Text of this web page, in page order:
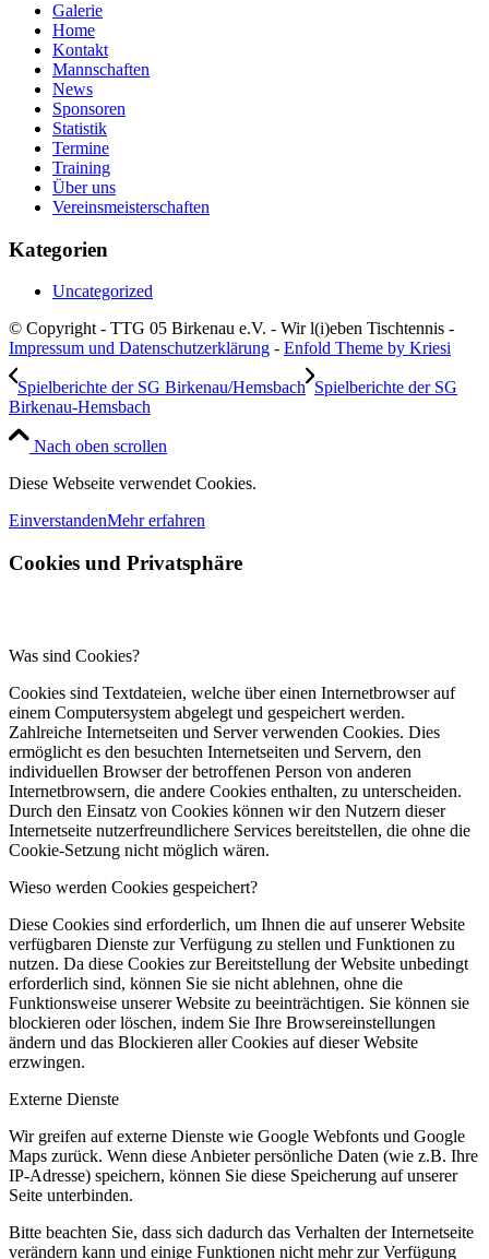
Galerie
Home
Kontakt
Mannschaften
News
Sponsoren
Statistik
Termine
Training
Über uns
Vereinsmeisterschaften
Kategorien
Uncategorized
© Copyright - TTG 05 Birkenau e.V. - Wir l(i)eben Tischtennis -
Impressum und Datenschutzerklärung - Enfold Theme by Kriesi
Spielberichte der SG Birkenau/Hemsbach Spielberichte der SG
Birkenau-Hemsbach
Nach oben scrollen
Diese Webseite verwendet Cookies.
EinverstandenMehr erfahren
Cookies und Privatsphäre
Was sind Cookies?
Cookies sind Textdateien, welche über einen Internetbrowser auf
einem Computersystem abgelegt und gespeichert werden.
Zahlreiche Internetseiten und Server verwenden Cookies. Dies
ermöglicht es den besuchten Internetseiten und Servern, den
individuellen Browser der betroffenen Person von anderen
Internetbrowsern, die andere Cookies enthalten, zu unterscheiden.
Durch den Einsatz von Cookies können wir den Nutzern dieser
Internetseite nutzerfreundlichere Services bereitstellen, die ohne die
Cookie-Setzung nicht möglich wären.
Wieso werden Cookies gespeichert?
Diese Cookies sind erforderlich, um Ihnen die auf unserer Website
verfügbaren Dienste zur Verfügung zu stellen und Funktionen zu
nutzen. Da diese Cookies zur Bereitstellung der Website unbedingt
erforderlich sind, können Sie sie nicht ablehnen, ohne die
Funktionsweise unserer Website zu beeinträchtigen. Sie können sie
blockieren oder löschen, indem Sie Ihre Browsereinstellungen
ändern und das Blockieren aller Cookies auf dieser Website
erzwingen.
Externe Dienste
Wir greifen auf externe Dienste wie Google Webfonts und Google
Maps zurück. Wenn diese Anbieter persönliche Daten (wie z.B. Ihre
IP-Adresse) speichern, können Sie diese Speicherung auf unserer
Seite unterbinden.
Bitte beachten Sie, dass sich dadurch das Verhalten der Internetseite
verändern kann und einige Funktionen nicht mehr zur Verfügung